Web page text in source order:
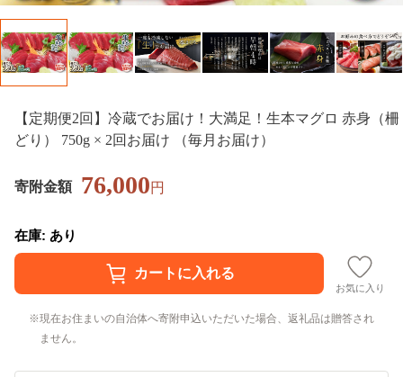
【定期便2回】冷蔵でお届け！大満足！生本マグロ 赤身（柵
どり） 750g × 2回お届け （毎月お届け）
寄附金額 76,000円
在庫: あり
お気に入り
現在お住まいの自治体へ寄附申込いただいた場合、返礼品は贈答され
ません。